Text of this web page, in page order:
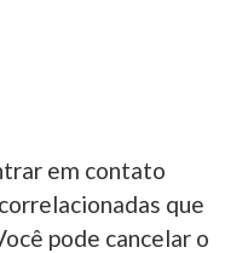
em contato
que
pode cancelar o